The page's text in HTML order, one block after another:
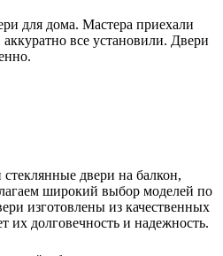
для дома. Мастера приехали
все установили. Двери
двери на балкон,
широкий выбор моделей по
изготовлены из качественных
их долговечность и надежность.